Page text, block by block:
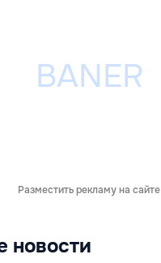
Разместить рекламу на сайте
новости